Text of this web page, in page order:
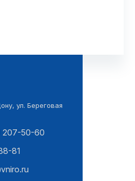
ул. Береговая
207-50-60
81